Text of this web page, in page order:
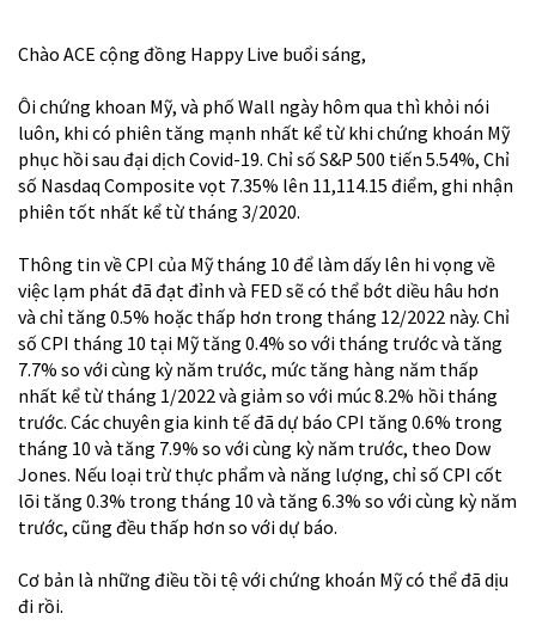
Chào ACE cộng đồng Happy Live buổi sáng,
Ôi chứng khoan Mỹ, và phố Wall ngày hôm qua thì khỏi nói
luôn, khi có phiên tăng mạnh nhất kể từ khi chứng khoán Mỹ
phục hồi sau đại dịch Covid-19. Chỉ số S&P 500 tiến 5.54%, Chỉ
số Nasdaq Composite vọt 7.35% lên 11,114.15 điểm, ghi nhận
phiên tốt nhất kể từ tháng 3/2020.
Thông tin về CPI của Mỹ tháng 10 để làm dấy lên hi vọng về
việc lạm phát đã đạt đỉnh và FED sẽ có thể bớt diều hâu hơn
và chỉ tăng 0.5% hoặc thấp hơn trong tháng 12/2022 này. Chỉ
số CPI tháng 10 tại Mỹ tăng 0.4% so với tháng trước và tăng
7.7% so với cùng kỳ năm trước, mức tăng hàng năm thấp
nhất kể từ tháng 1/2022 và giảm so với múc 8.2% hồi tháng
trước. Các chuyên gia kinh tế đã dự báo CPI tăng 0.6% trong
tháng 10 và tăng 7.9% so với cùng kỳ năm trước, theo Dow
Jones. Nếu loại trừ thực phẩm và năng lượng, chỉ số CPI cốt
lõi tăng 0.3% trong tháng 10 và tăng 6.3% so với cùng kỳ năm
trước, cũng đều thấp hơn so với dự báo.
Cơ bản là những điều tồi tệ với chứng khoán Mỹ có thể đã dịu
đi rồi.